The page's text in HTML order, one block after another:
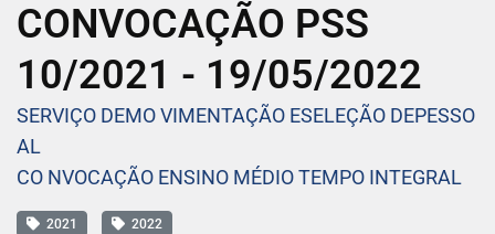
CONVOCAÇÃO PSS
10/2021 - 19/05/2022
SERVIÇO DEMO VIMENTAÇÃO ESELEÇÃO DEPESSO
AL
CO NVOCAÇÃO ENSINO MÉDIO TEMPO INTEGRAL
2021 2022